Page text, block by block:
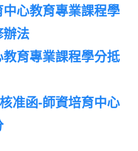
心教育專業課程學
法
育專業課程學分抵
准函-師資培育中心